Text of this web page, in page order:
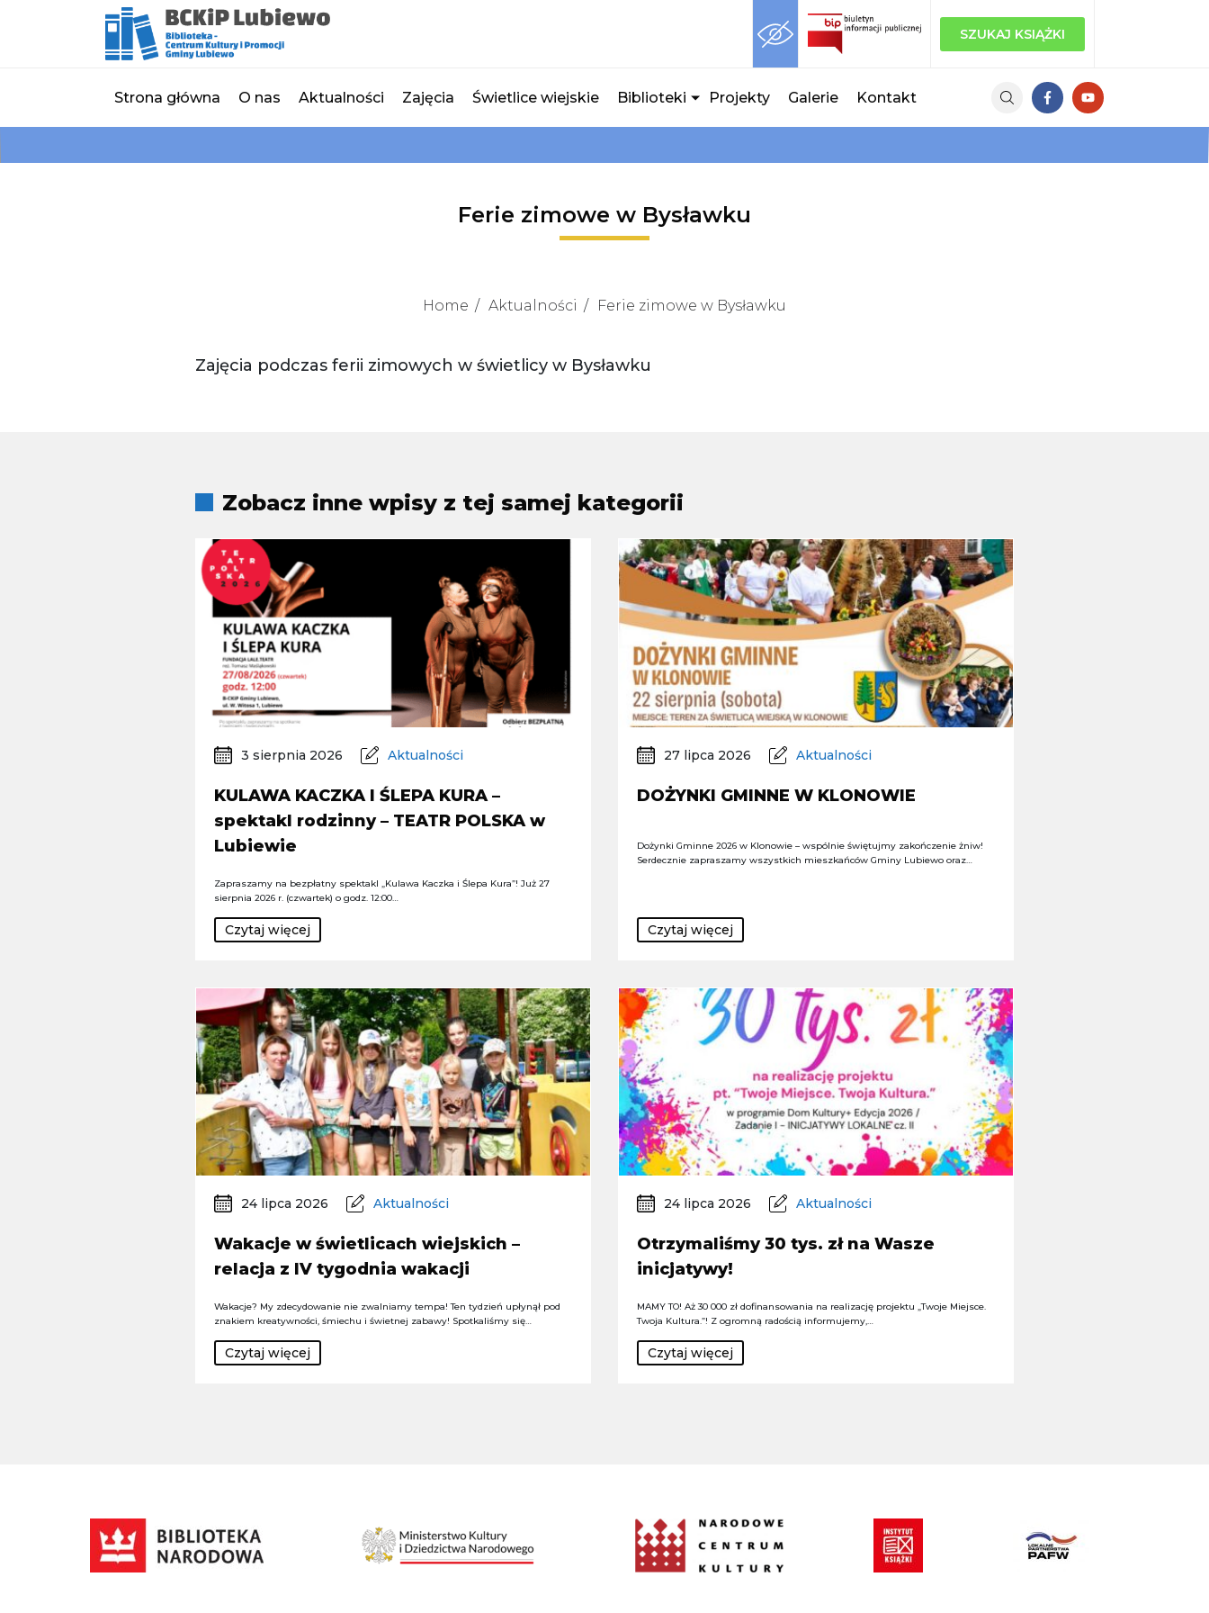
SZUKAJ KSIĄŻKI
Strona główna O nas Aktualności Zajęcia Świetlice wiejskie Biblioteki Projekty Galerie Kontakt
Ferie zimowe w Bysławku
Home Aktualności Ferie zimowe w Bysławku
Zajęcia podczas ferii zimowych w świetlicy w Bysławku
Zobacz inne wpisy z tej samej kategorii
3 sierpnia 2026 Aktualności
KULAWA KACZKA I ŚLEPA KURA –
spektakl rodzinny – TEATR POLSKA w
Lubiewie
Zapraszamy na bezpłatny spektakl „Kulawa Kaczka i Ślepa Kura”! Już 27
sierpnia 2026 r. (czwartek) o godz. 12:00…
Czytaj więcej
27 lipca 2026 Aktualności
DOŻYNKI GMINNE W KLONOWIE
Dożynki Gminne 2026 w Klonowie – wspólnie świętujmy zakończenie żniw!
Serdecznie zapraszamy wszystkich mieszkańców Gminy Lubiewo oraz…
Czytaj więcej
24 lipca 2026 Aktualności
Wakacje w świetlicach wiejskich –
relacja z IV tygodnia wakacji
Wakacje? My zdecydowanie nie zwalniamy tempa! Ten tydzień upłynął pod
znakiem kreatywności, śmiechu i świetnej zabawy! Spotkaliśmy się…
Czytaj więcej
24 lipca 2026 Aktualności
Otrzymaliśmy 30 tys. zł na Wasze
inicjatywy!
MAMY TO! Aż 30 000 zł dofinansowania na realizację projektu „Twoje Miejsce.
Twoja Kultura.”! Z ogromną radością informujemy,…
Czytaj więcej